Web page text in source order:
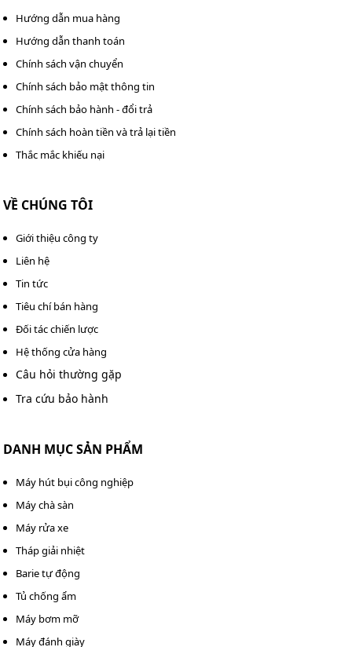
Đầu bơm của máy rửa xe cao áp Kumisai 2000PSI
Địa chỉ bán máy rửa xe áp lực cao
Kumisai 2000PSI chính hãng, giá tốt
Hiện nay, các sản phẩm
và model Kumisai 2000PSI nói riêng đang được “săn
đón” trên thị trường. Theo đó người dùng sẽ dễ dàng
tìm mua được sản phẩm này khi có nhu cầu. Tuy nhiên,
cần hết sức chú ý để tìm được đơn vị uy tín, cung ứng
Kumisai Việt Nam là một trong các địa chỉ bán uy tín
được người dùng tin tưởng lựa chọn. Chúng tôi cam kết
hàng:
Hướng dẫn mua hàng
Hướng dẫn thanh toán
Chính sách vận chuyển
Chính sách bảo mật thông tin
Chính sách bảo hành - đổi trả
Chính sách hoàn tiền và trả lại tiền
Thắc mắc khiếu nại
VỀ CHÚNG TÔI
Giới thiệu công ty
Liên hệ
Tin tức
Tiêu chí bán hàng
Đối tác chiến lược
Hệ thống cửa hàng
Câu hỏi thường gặp
Tra cứu bảo hành
DANH MỤC SẢN PHẨM
Máy hút bụi công nghiệp
Máy chà sàn
Máy rửa xe
Tháp giải nhiệt
Barie tự động
Tủ chống ẩm
Máy bơm mỡ
Máy đánh giày